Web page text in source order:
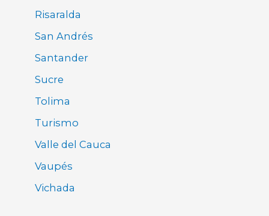
Risaralda
San Andrés
Santander
Sucre
Tolima
Turismo
Valle del Cauca
Vaupés
Vichada